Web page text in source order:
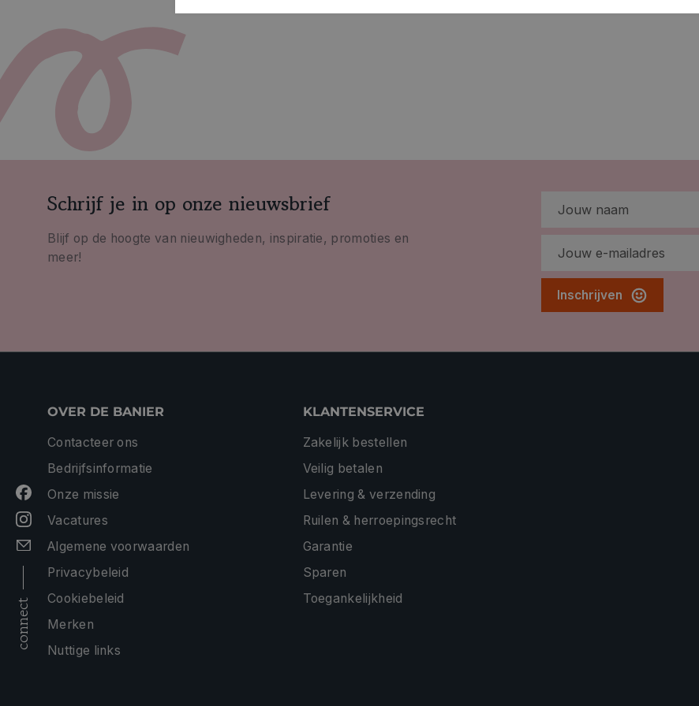
Schrijf je in op onze nieuwsbrief
Blijf op de hoogte van nieuwigheden, inspiratie, promoties en
meer!
Inschrijven
connect
OVER DE BANIER
Contacteer ons
Bedrijfsinformatie
Onze missie
Vacatures
Algemene voorwaarden
Privacybeleid
Cookiebeleid
Merken
Nuttige links
KLANTENSERVICE
Zakelijk bestellen
Veilig betalen
Levering & verzending
Ruilen & herroepingsrecht
Garantie
Sparen
Toegankelijkheid